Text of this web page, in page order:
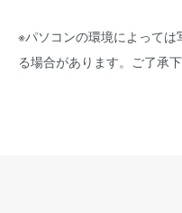
※パソコンの環境によって
る場合があります。ご了承下